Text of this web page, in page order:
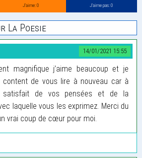
J’aime: 0 J’aime pas: 0
La Poesie
14/01/2021 15:55
magnifique j’aime beaucoup et je
de vous lire à nouveau car à
satisfait de vos pensées et de la
laquelle vous les exprimez. Merci du
vrai coup de cœur pour moi.